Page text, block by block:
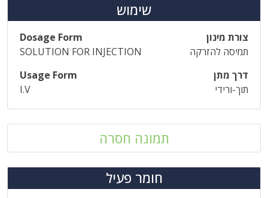
שימוש
צורת מינון
Dosage Form
תמיסה להזרקה
SOLUTION FOR INJECTION
דרך מתן
Usage Form
תוך-ורידי
I.V
תמונה חסרה
חומר פעיל